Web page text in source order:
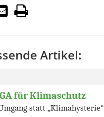
Artikel:
für Klimaschutz
statt „Klimahysterie“